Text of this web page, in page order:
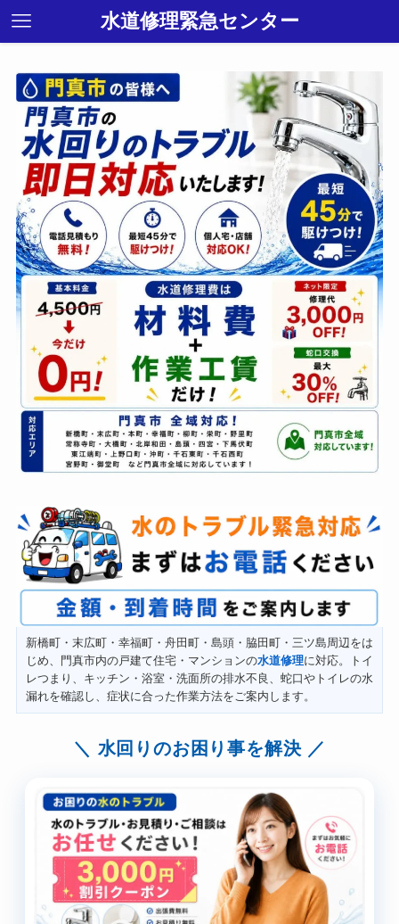
水道修理緊急センター
新橋町・末広町・幸福町・舟田町・島頭・脇田町・三ツ島周辺をは
じめ、門真市内の戸建て住宅・マンションの水道修理に対応。トイ
レつまり、キッチン・浴室・洗面所の排水不良、蛇口やトイレの水
漏れを確認し、症状に合った作業方法をご案内します。
水回りのお困り事を解決